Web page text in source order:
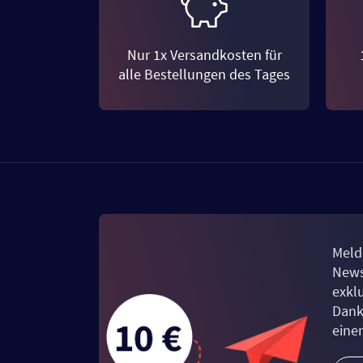
Nur 1x Versandkosten für
alle Bestellungen des Tages